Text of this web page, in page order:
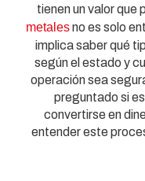
tienen un valor que
metalesno es solo
implica saber qué
según el estado y
operación sea
preguntado si
convertirse en
entender este